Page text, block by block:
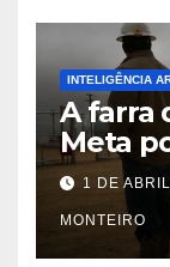
INTELIGÊNCIA
A farra
Meta
do Sul
1 DE
MONTEIRO